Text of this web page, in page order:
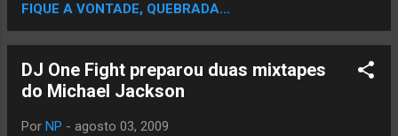
Scrappy - Mo...
FIQUE A VONTADE, QUEBRADA...
DJ One Fight preparou duas mixtapes
do Michael Jackson
Por NP - agosto 03, 2009